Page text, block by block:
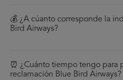
💰 ¿A cúanto corresponde la
Bird Airways?
⏰ ¿Cuánto tiempo tengo para
reclamación Blue Bird Airways?